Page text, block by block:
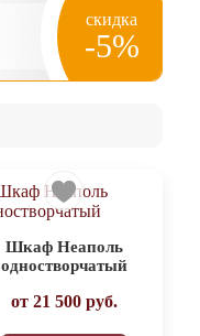
скидка
-5%
Шкаф Неаполь
одностворчатый
от 21 500руб.